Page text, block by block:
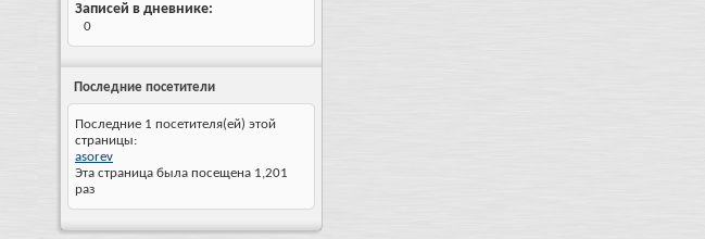
Записей в дневнике
0
Последние посетители
Последние 1 посетителя(ей) этой
страницы:
asorev
Эта страница была посещена 1,201
раз